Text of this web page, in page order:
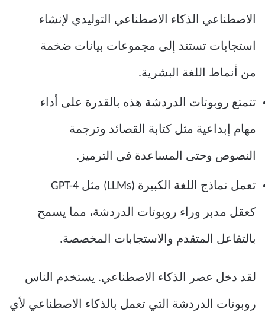
الاصطناعي الذكاء الاصطناعي التوليدي لإنشاء
استجابات تستند إلى مجموعات بيانات ضخمة
من أنماط اللغة البشرية.
تتمتع روبوتات الدردشة هذه بالقدرة على أداء
مهام إبداعية مثل كتابة القصائد وترجمة
النصوص وحتى المساعدة في الترميز.
تعمل نماذج اللغة الكبيرة (LLMs) مثل GPT-4
كعقل مدبر وراء روبوتات الدردشة، مما يسمح
بالتفاعل المتقدم والاستجابات المخصصة.
لقد دخل عصر الذكاء الاصطناعي. يستخدم الناس
روبوتات الدردشة التي تعمل بالذكاء الاصطناعي لأي